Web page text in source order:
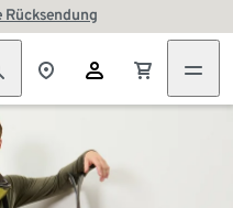
Rücksendung